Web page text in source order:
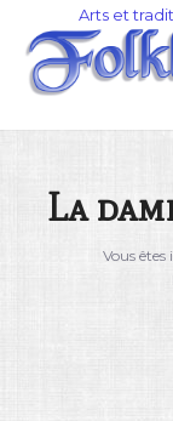
Catégorie
La
Vous êtes